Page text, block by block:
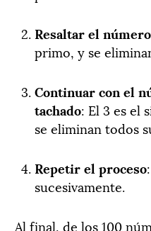
Resaltar el
primo, y se
Continuar con el
tachado: El 3 es el
se eliminan todos
Repetir el proceso
sucesivamente.
Al final, de los 100